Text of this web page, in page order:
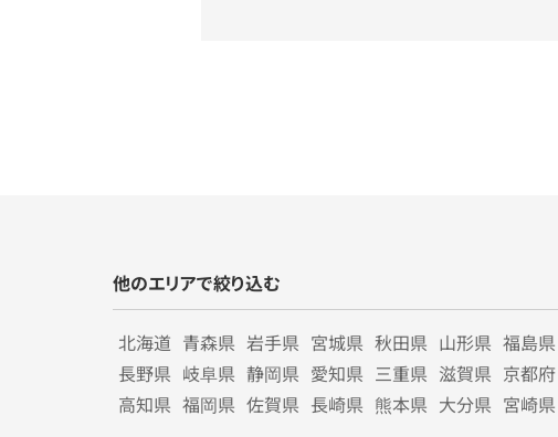
他のエリアで絞り込む
北海道 青森県 岩手県 宮城県 秋田県 山形県 福島県
長野県 岐阜県 静岡県 愛知県 三重県 滋賀県 京都府
高知県 福岡県 佐賀県 長崎県 熊本県 大分県 宮崎県